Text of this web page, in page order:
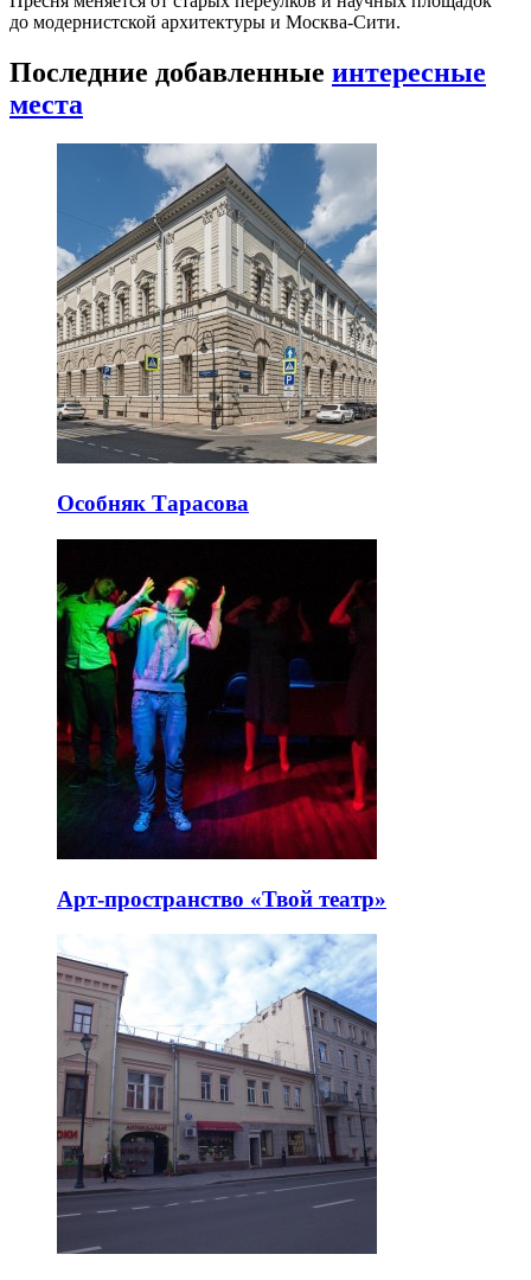
до модернистской архитектуры и Москва-Сити.
Последние добавленные интересные
места
Особняк Тарасова
Арт-пространство «Твой театр»